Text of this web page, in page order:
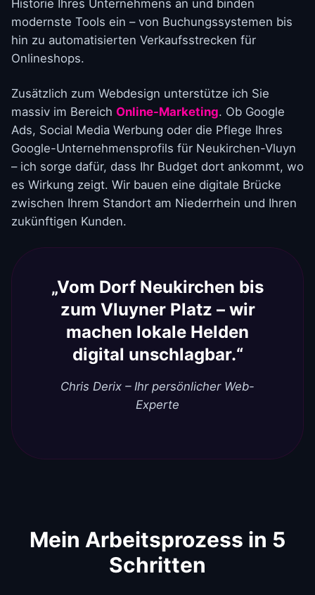
Historie Ihres Unternehmens an und binden
modernste Tools ein – von Buchungssystemen bis
hin zu automatisierten Verkaufsstrecken für
Onlineshops.
Zusätzlich zum Webdesign unterstütze ich Sie
massiv im Bereich Online-Marketing. Ob Google
Ads, Social Media Werbung oder die Pflege Ihres
Google-Unternehmensprofils für Neukirchen-Vluyn
– ich sorge dafür, dass Ihr Budget dort ankommt, wo
es Wirkung zeigt. Wir bauen eine digitale Brücke
zwischen Ihrem Standort am Niederrhein und Ihren
zukünftigen Kunden.
„Vom Dorf Neukirchen bis
zum Vluyner Platz – wir
machen lokale Helden
digital unschlagbar.“
Chris Derix – Ihr persönlicher Web-
Experte
Mein Arbeitsprozess in 5
Schritten